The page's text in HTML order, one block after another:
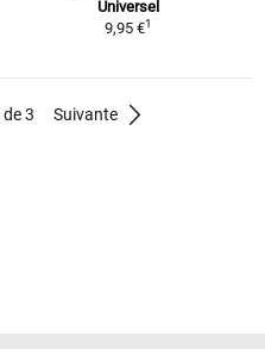
Universel
9,95 €1
3 Suivante